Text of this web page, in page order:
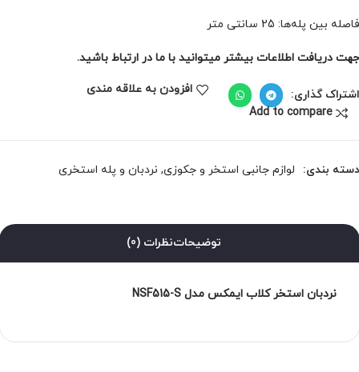
بین پله‌ها: 25 سانتی متر
دریافت اطلاعات بیشتر میتوانید با ما در ارتباط باشید.
گذاری:
افزودن به علاقه مندی
Add to compare
بندی: لوازم جانبی استخر و جکوزی, نردبان و پله استخری
توضیحاتنظرات (0)
نردبان استخر کلاب ایمکس مدل NSF515-S